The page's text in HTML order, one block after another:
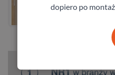
dopiero po